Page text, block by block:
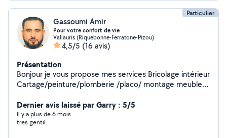
Particulier
Gassoumi Amir
Pour votre confort de vie
Vallauris (Riquebonne-Ferratone-Pizou)
4,5/5 (16 avis)
Présentation
Bonjour je vous propose mes services Bricolage intérieur
Cartage/peinture/plomberie /placo/ montage meuble
toiture /jardinage/ Démolition
Dernier avis laissé par Garry : 5/5
Il y a plus de 6 mois
tres gentil.